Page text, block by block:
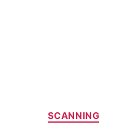
Kategorier
SCANNING